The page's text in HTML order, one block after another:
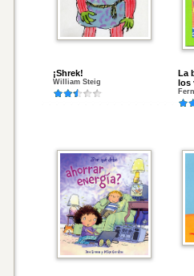
¡Shrek!
William Steig
La
los